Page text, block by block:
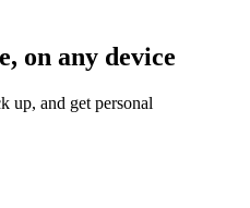
on any device
up, and get personal